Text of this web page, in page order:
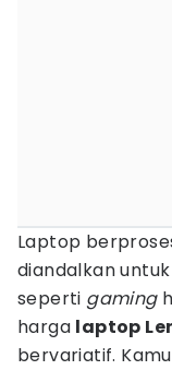
Laptop
diandalkan
seperti gaming
harga laptop
bervariatif.